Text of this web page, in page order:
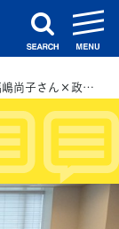
search
教育無償化を考える 「隠れ教育費」見直しを 教福嶋尚子さん×政調作業チーム